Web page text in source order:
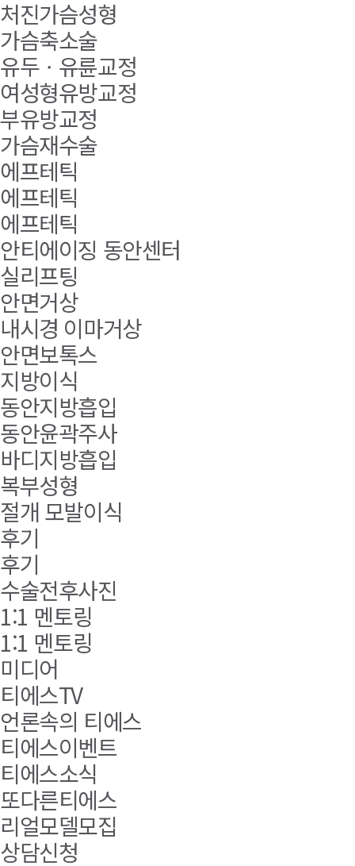
처진가슴성형
가슴축소술
유두ㆍ유륜교정
여성형유방교정
부유방교정
가슴재수술
에프테틱
에프테틱
에프테틱
안티에이징 동안센터
실리프팅
안면거상
내시경 이마거상
안면보톡스
지방이식
동안지방흡입
동안윤곽주사
바디지방흡입
복부성형
절개 모발이식
후기
후기
수술전후사진
1:1 멘토링
1:1 멘토링
미디어
티에스TV
언론속의 티에스
티에스이벤트
티에스소식
또다른티에스
리얼모델모집
상담신청